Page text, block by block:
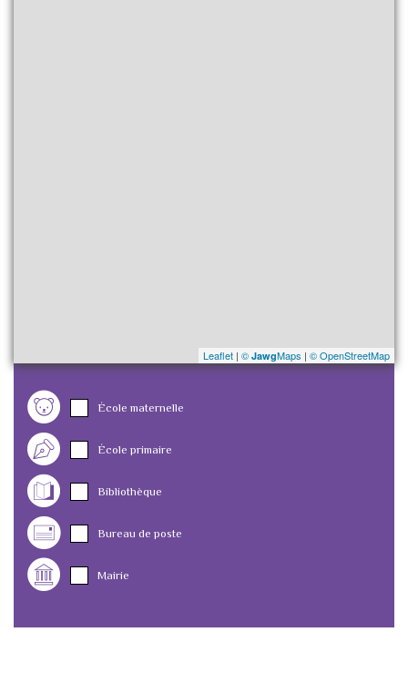
Leaflet | © JawgMaps | © OpenStreetMap
École maternelle
École primaire
Bibliothèque
Bureau de poste
Mairie